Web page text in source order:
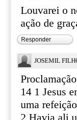
Louvarei o
ação de
Responder
JOSEMIL
14 1 Jesus
uma
2 Havia ali